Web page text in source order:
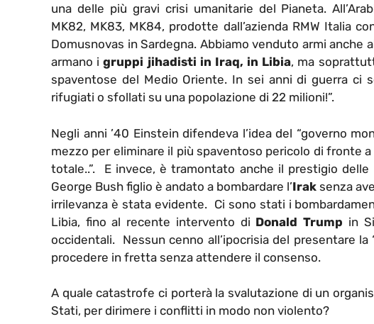
una delle più gravi crisi umanitarie del Pianeta.
MK82, MK83, MK84, prodotte dall’azienda RMW Italia
Domusnovas in Sardegna. Abbiamo venduto armi anche
armano igruppi jihadisti in Iraq, in Libia, ma
spaventose del Medio Oriente. In sei anni di guerra
rifugiati o sfollati su una popolazione di 22 milioni!”.
Negli anni ’40 Einstein difendeva l’idea del “governo
mezzo per eliminare il più spaventoso pericolo di fronte
totale..”. E invece, è tramontato anche il prestigio delle
George Bush figlio è andato a bombardare l’Irak senza
irrilevanza è stata evidente. Ci sono stati i
Libia, fino al recente intervento di Donald Trump in
occidentali. Nessun cenno all’ipocrisia del presentare la
procedere in fretta senza attendere il consenso.
A quale catastrofe ci porterà la svalutazione di un
Stati, per dirimere i conflitti in modo non violento?